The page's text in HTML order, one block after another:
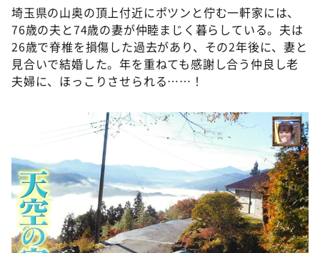
て真剣です
探偵！ナイトスクープ
news おかえり
河合＆A.B.C-Z塚田×福井アナ「なんでやねん！？」
（news おかえり）
DAIGOも台所 ～きょうの献立 何にする？～
本日はダイアンなり！シーズン２
朝だ！生です旅サラダ
教えて！ニュースライブ 正義のミカタ
ＬＩＦＥ～夢のカタチ～
新婚さんいらっしゃい！
埼玉県の山奥の頂上付近にポツンと佇む一軒家には、
76歳の夫と74歳の妻が仲睦まじく暮らしている。夫は
26歳で脊椎を損傷した過去があり、その2年後に、妻と
見合いで結婚した。年を重ねても感謝し合う仲良し老
夫婦に、ほっこりさせられる……！